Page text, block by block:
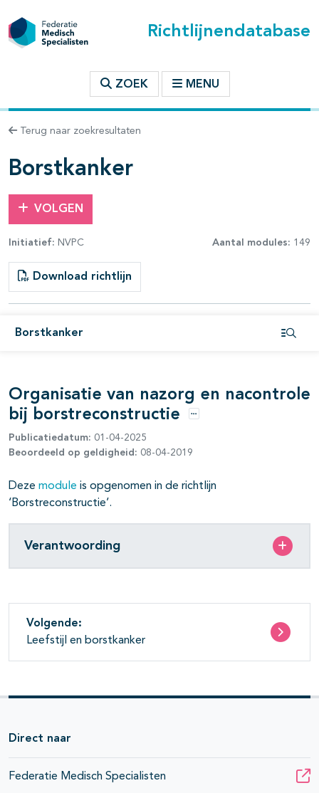
Richtlijnendatabase
ZOEK MENU
Terug naar zoekresultaten
Borstkanker
VOLGEN
Initiatief: NVPC Aantal modules: 149
Download richtlijn
Borstkanker
binnen deze richtlijn
open- en dichtklappen
open- en dichtklappen
open- en dichtklappen
open- en dichtklappen
open- en dichtklappen
open- en dichtklappen
open- en dichtklappen
open- en dichtklappen
Organisatie van nazorg en nacontrole
bij borstreconstructie
Opties
Publicatiedatum: 01-04-2025
Beoordeeld op geldigheid: 08-04-2019
Deze module is opgenomen in de richtlijn
‘Borstreconstructie’.
Verantwoording
Volgende:
Leefstijl en borstkanker
Direct naar
Federatie Medisch Specialisten